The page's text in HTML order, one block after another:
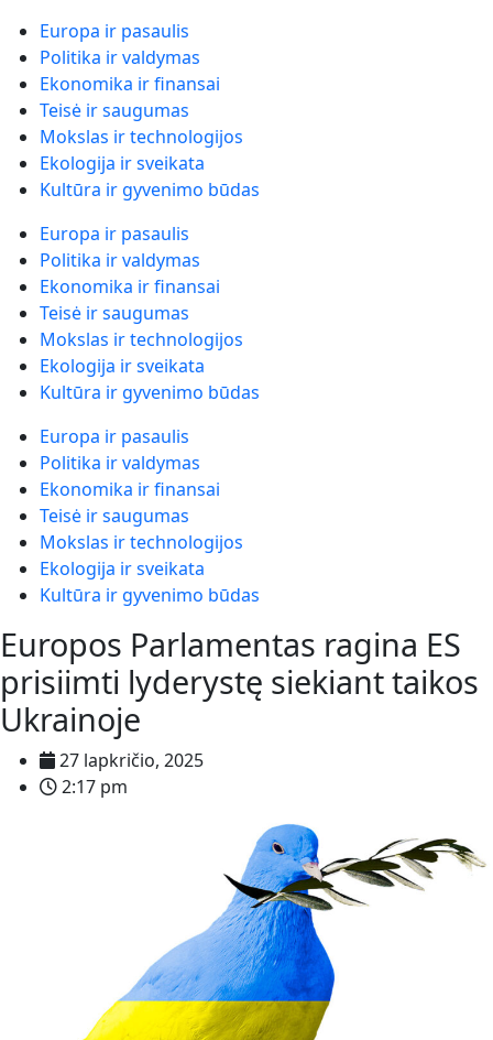
Europa ir pasaulis
Politika ir valdymas
Ekonomika ir finansai
Teisė ir saugumas
Mokslas ir technologijos
Ekologija ir sveikata
Kultūra ir gyvenimo būdas
Europa ir pasaulis
Politika ir valdymas
Ekonomika ir finansai
Teisė ir saugumas
Mokslas ir technologijos
Ekologija ir sveikata
Kultūra ir gyvenimo būdas
Europa ir pasaulis
Politika ir valdymas
Ekonomika ir finansai
Teisė ir saugumas
Mokslas ir technologijos
Ekologija ir sveikata
Kultūra ir gyvenimo būdas
Europos Parlamentas ragina ES
prisiimti lyderystę siekiant taikos
Ukrainoje
27 lapkričio, 2025
2:17 pm